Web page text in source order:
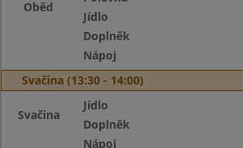
Oběd
Jídlo
Doplněk
Nápoj
Svačina (13:30 - 14:00)
Svačina
Jídlo
Doplněk
Nápoj